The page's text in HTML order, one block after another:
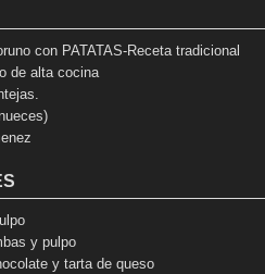
con PATATAS-Receta tradicional
de alta cocina
y pulpo
y tarta de queso